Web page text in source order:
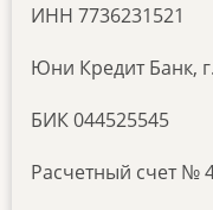
ИНН 7736231521
Юни Кредит Банк,
БИК 044525545
Расчетный счет №